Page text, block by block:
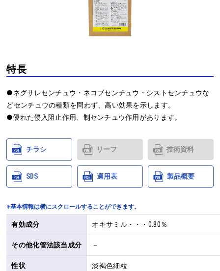
特長
●ネグサレセンチュウ・ネコブセンチュウ・シストセンチュウな
どセンチュウの種類を問わず、高い効果を示します。
●優れた侵入阻止作用、制センチュウ作用があります。
チラシ リーフ 技術資料
SDS 適用表 製品概要
※基本情報は横にスクロールすることができます。
有効成分 オキサミル・・・0.80％
その他化管法該当成分 －
性状 淡褐色細粒